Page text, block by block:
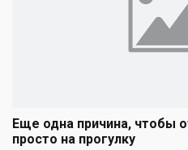
Еще одна причина, чтобы
просто на прогулку